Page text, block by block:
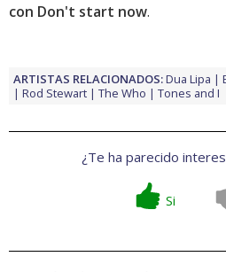
con Don't start now.
ARTISTAS RELACIONADOS:Dua Lipa
Rod Stewart
The Who Tones and I
¿Te ha parecido
Si